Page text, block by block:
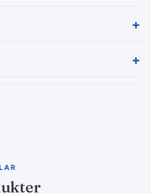
+
+